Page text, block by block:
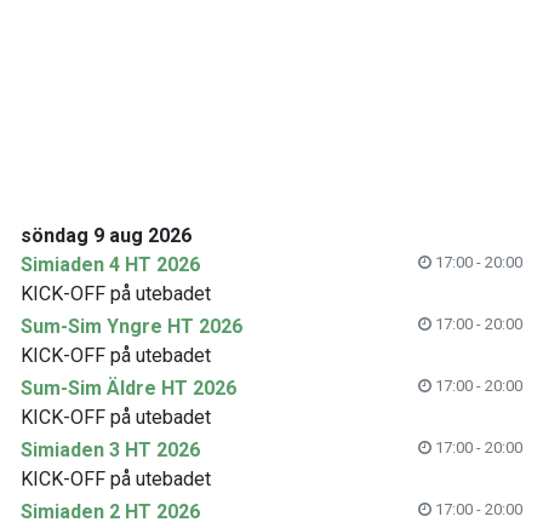
söndag 9 aug 2026
Simiaden 4 HT 2026
17:00 - 20:00
KICK-OFF på utebadet
Sum-Sim Yngre HT 2026
17:00 - 20:00
KICK-OFF på utebadet
Sum-Sim Äldre HT 2026
17:00 - 20:00
KICK-OFF på utebadet
Simiaden 3 HT 2026
17:00 - 20:00
KICK-OFF på utebadet
Simiaden 2 HT 2026
17:00 - 20:00